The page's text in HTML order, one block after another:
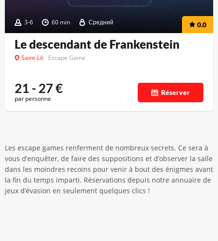
3-6 60 min Средний 0.0
Le descendant de Frankenstein
Saint-Lô Escape Game
21 - 27€
par personne
Réserver
Les escape games renferment de nombreux secrets. Ce sera à
vous d’enquêter, de faire des suppositions et d’observer la salle
dans les moindres recoins pour venir à bout des énigmes avant
la fin du temps imparti. Réservations depuis notre annuaire de
jeux d’évasion en seulement quelques clics !